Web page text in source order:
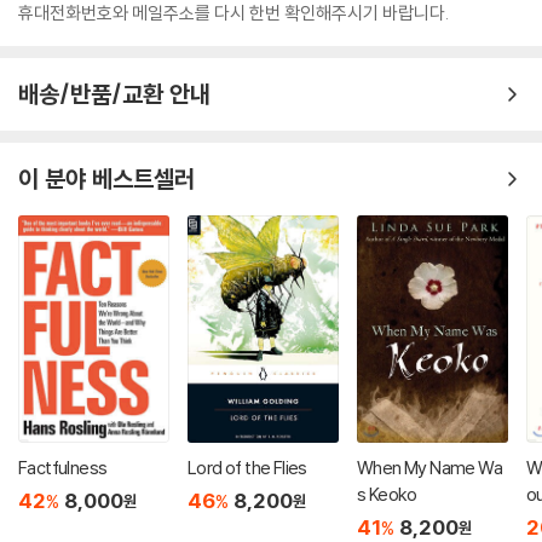
휴대전화번호와 메일주소를 다시 한번 확인해주시기 바랍니다.
배송/반품/교환 안내
이 분야 베스트셀러
Factfulness
42% 8,000원
Lord of the Flies
46% 8,200원
When My Name Wa
s Keoko
41% 8,200원